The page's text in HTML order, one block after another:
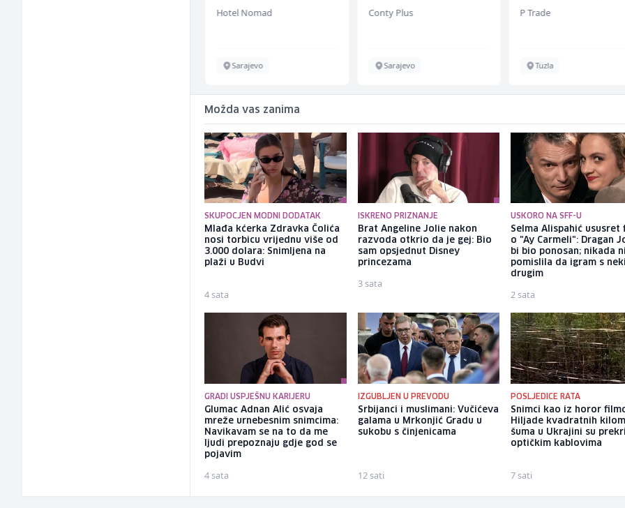
Hotel Nomad
Sarajevo
Conty Plus
Sarajevo
P Trade
Tuzla
Možda vas zanima
SKUPOCJEN MODNI DODATAK
Mlađa kćerka Zdravka Čolića
nosi torbicu vrijednu više od
3.000 dolara: Snimljena na
plaži u Budvi
4 sata
ISKRENO PRIZNANJE
Brat Angeline Jolie nakon
razvoda otkrio da je gej: Bio
sam opsjednut Disney
princezama
3 sata
USKORO NA SFF-U
Selma Alispahić ususret
o "Ay Carmeli": Dragan
bi bio ponosan; nikada
pomislila da igram s
drugim
2 sata
GRADI USPJEŠNU KARIJERU
Glumac Adnan Alić osvaja
mreže urnebesnim snimcima:
Navikavam se na to da me
ljudi prepoznaju gdje god se
pojavim
4 sata
IZGUBLJEN U PREVODU
Srbijanci i muslimani: Vučićeva
galama u Mrkonjić Gradu u
sukobu s činjenicama
12 sati
POSLJEDICE RATA
Snimci kao iz horor
Hiljade kvadratnih
šuma u Ukrajini su
optičkim kablovima
7 sati